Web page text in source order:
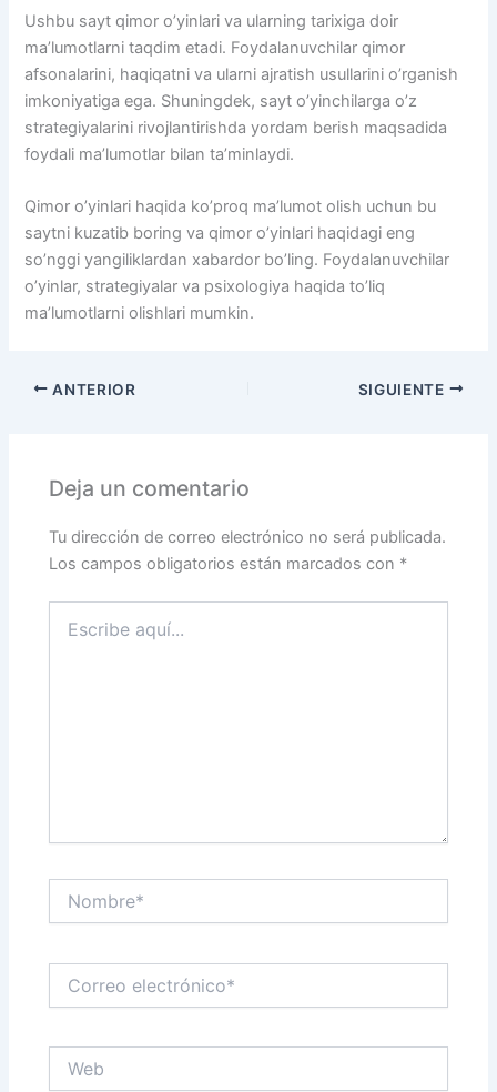
Ushbu sayt qimor o’yinlari va ularning tarixiga doir
ma’lumotlarni taqdim etadi. Foydalanuvchilar qimor
afsonalarini, haqiqatni va ularni ajratish usullarini o’rganish
imkoniyatiga ega. Shuningdek, sayt o’yinchilarga o’z
strategiyalarini rivojlantirishda yordam berish maqsadida
foydali ma’lumotlar bilan ta’minlaydi.
Qimor o’yinlari haqida ko’proq ma’lumot olish uchun bu
saytni kuzatib boring va qimor o’yinlari haqidagi eng
so’nggi yangiliklardan xabardor bo’ling. Foydalanuvchilar
o’yinlar, strategiyalar va psixologiya haqida to’liq
ma’lumotlarni olishlari mumkin.
ANTERIOR SIGUIENTE
Deja un comentario
Tu dirección de correo electrónico no será publicada.
Los campos obligatorios están marcados con *
aquí...
electrónico*